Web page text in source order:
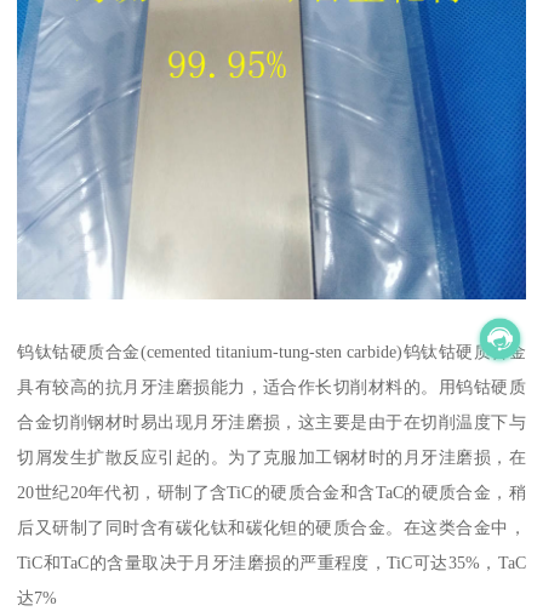
钨钛钴硬质合金(cemented titanium-tung-sten carbide)钨钛钴硬质合金
具有较高的抗月牙洼磨损能力，适合作长切削材料的。用钨钴硬质
合金切削钢材时易出现月牙洼磨损，这主要是由于在切削温度下与
切屑发生扩散反应引起的。为了克服加工钢材时的月牙洼磨损，在
20世纪20年代初，研制了含TiC的硬质合金和含TaC的硬质合金，稍
后又研制了同时含有碳化钛和碳化钽的硬质合金。在这类合金中，
TiC和TaC的含量取决于月牙洼磨损的严重程度，TiC可达35%，TaC
达7%